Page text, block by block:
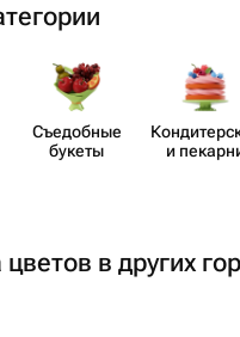
Съедобные
букеты
и
в других